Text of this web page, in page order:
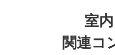
室
関連コ